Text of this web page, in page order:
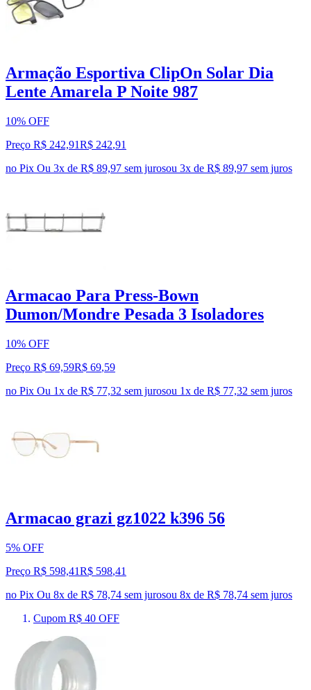
Armação Esportiva ClipOn Solar Dia
Lente Amarela P Noite 987
10% OFF
Preço R$ 242,91R$ 242,91
no Pix Ou 3x de R$ 89,97 sem jurosou 3x de R$ 89,97 sem juros
Armacao Para Press-Bown
Dumon/Mondre Pesada 3 Isoladores
10% OFF
Preço R$ 69,59R$ 69,59
no Pix Ou 1x de R$ 77,32 sem jurosou 1x de R$ 77,32 sem juros
Armacao grazi gz1022 k396 56
5% OFF
Preço R$ 598,41R$ 598,41
no Pix Ou 8x de R$ 78,74 sem jurosou 8x de R$ 78,74 sem juros
Cupom R$ 40 OFF